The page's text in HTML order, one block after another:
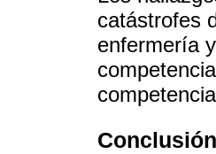
catástrofes
enfermería